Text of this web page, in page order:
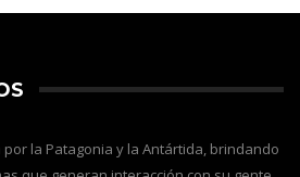
por la Patagonia y la Antártida, brindando